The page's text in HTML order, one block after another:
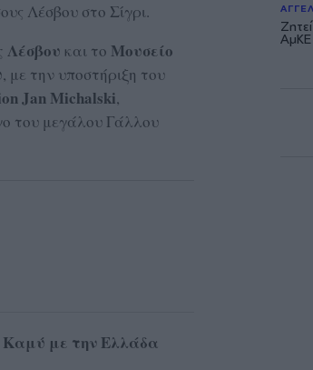
Λέσβου στο Σίγρι.
Λέσβου και το Μουσείο
, με την υποστήριξη του
Jan Michalski,
του μεγάλου Γάλλου
Καμύ με την Ελλάδα
ΑμΚΕ